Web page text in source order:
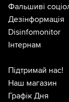
Фальшиві
Дезінформація
Disinfomonitor
Інтернам
Підтримай нас!
Наш магазин
Графік Дня